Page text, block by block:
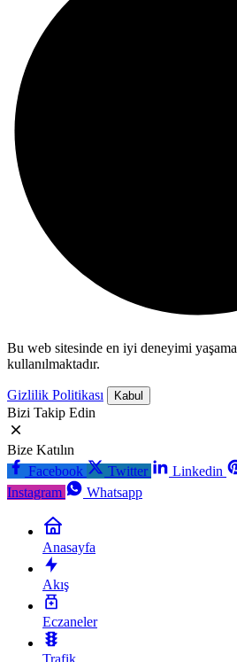
Bu web sitesinde en iyi deneyimi
kullanılmaktadır.
Gizlilik Politikası Kabul
Bizi Takip Edin
Bize Katılın
Facebook
Twitter Linkedin
Instagram
Whatsapp
Anasayfa
Akış
Eczaneler
Trafik